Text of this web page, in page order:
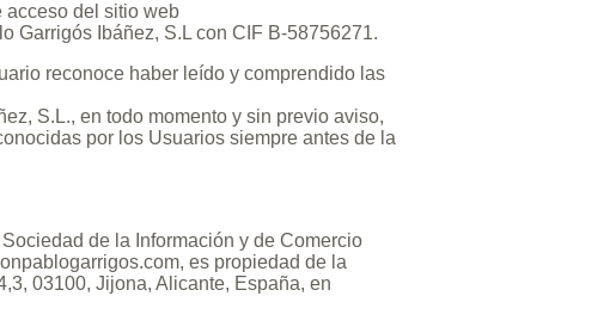
acceso del sitio web
Garrigós Ibáñez, S.L con CIF B-58756271.
reconoce haber leído y comprendido las
S.L., en todo momento y sin previo aviso,
por los Usuarios siempre antes de la
de la Información y de Comercio
es propiedad de la
03100, Jijona, Alicante, España, en